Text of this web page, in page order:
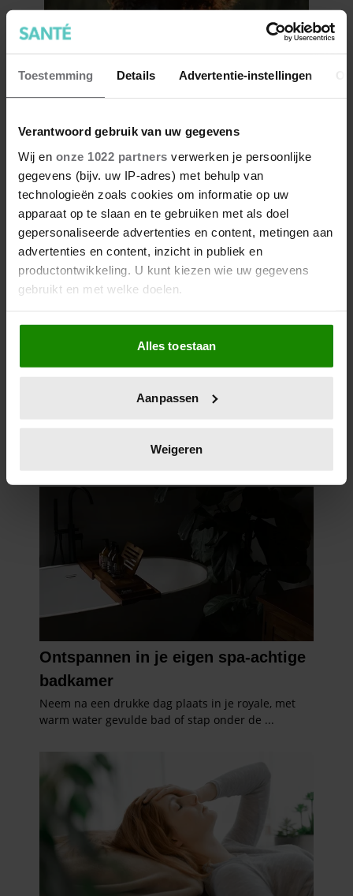
Toestemming Details Advertentie-instellingen
Verantwoord gebruik van uw gegevens
Wij en onze 1022 partners verwerken je persoonlijke
gegevens (bijv. uw IP-adres) met behulp van
technologieën zoals cookies om informatie op uw
apparaat op te slaan en te gebruiken met als doel
gepersonaliseerde advertenties en content, metingen aan
advertenties en content, inzicht in publiek en
productontwikkeling. U kunt kiezen wie uw gegevens
gebruikt en met welke doelen.
Als u het toestaat, willen we ook graag:
Informatie verzamelen over uw geografische
locatie, die tot een paar meter nauwkeurig kan zijn
scannen op specifieke eigenschappen (fingerprinting)
verwerkt en stel uw voorkeuren in het
intrekken in de Cookieverklaring.
personaliseren, om functies voor social media te bieden
en om ons websiteverkeer te analyseren. Ook delen we
informatie over uw gebruik van onze site met onze
partners voor social media, adverteren en analyse. Deze
partners kunnen deze gegevens combineren met andere
verzameld op basis van uw gebruik van hun services. U
gaat akkoord met onze cookies als u onze website blijft
Alles toestaan
Aanpassen
Weigeren
7 kleine dingen die je leven
beter maken (en weinig tijd
kosten)